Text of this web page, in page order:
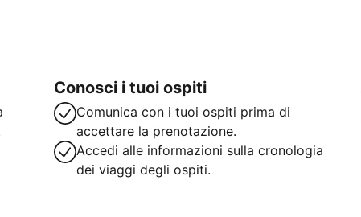
Conosci i tuoi ospiti
Comunica con i tuoi ospiti prima di
accettare la prenotazione.
Accedi alle informazioni sulla cronologia
dei viaggi degli ospiti.